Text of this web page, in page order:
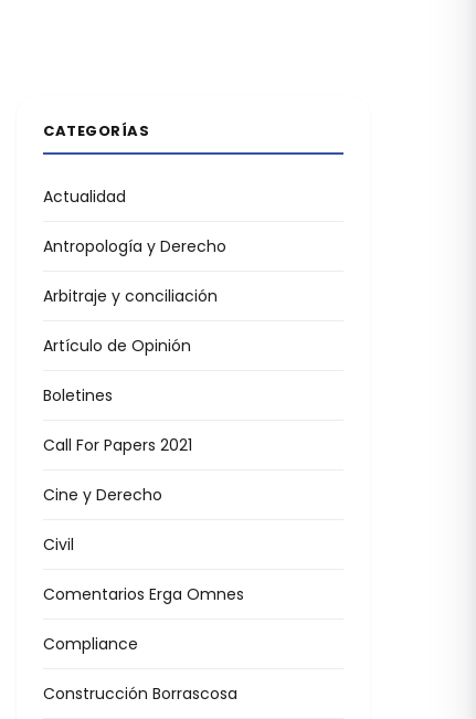
CATEGORÍAS
Actualidad
Antropología y Derecho
Arbitraje y conciliación
Artículo de Opinión
Boletines
Call For Papers 2021
Cine y Derecho
Civil
Comentarios Erga Omnes
Compliance
Construcción Borrascosa